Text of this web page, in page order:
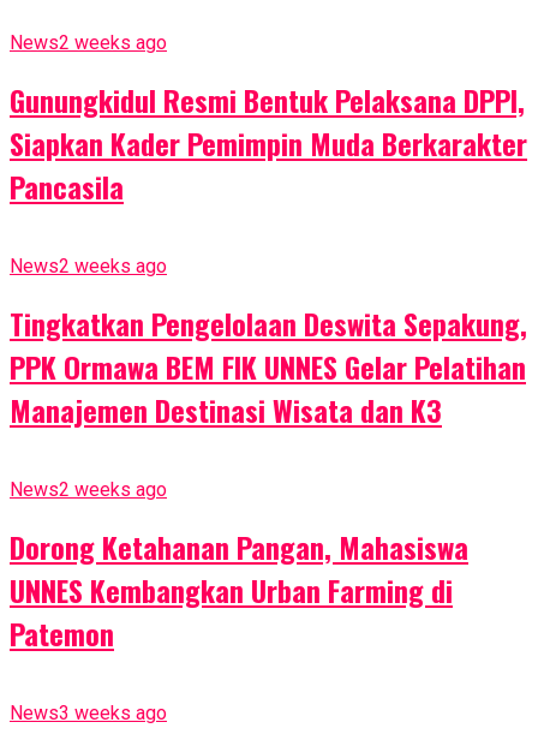
News2 weeks ago
Gunungkidul Resmi Bentuk Pelaksana DPPI,
Siapkan Kader Pemimpin Muda Berkarakter
Pancasila
News2 weeks ago
Tingkatkan Pengelolaan Deswita Sepakung,
PPK Ormawa BEM FIK UNNES Gelar Pelatihan
Manajemen Destinasi Wisata dan K3
News2 weeks ago
Dorong Ketahanan Pangan, Mahasiswa
UNNES Kembangkan Urban Farming di
Patemon
News3 weeks ago